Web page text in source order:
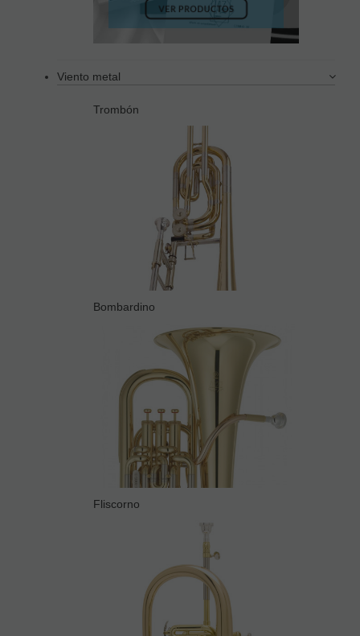
Viento metal
Trombón
Bombardino
Fliscorno